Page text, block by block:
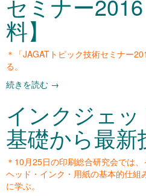
セミナー
料】
＊「JAGATトピック技術セミナー
る。
続きを読む →
インクジェ
基礎から最新
＊10月25日の印刷総合研究会では
ヘッド・インク・用紙の基本的仕組
に学ぶ。